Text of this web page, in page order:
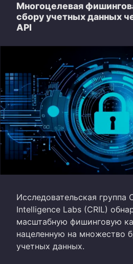
Многоцелевая
сбору учетных данных
API
Исследовательская группа
Intelligence Labs (CRIL)
масштабную фишинговую
нацеленную на множество
учетных данных.